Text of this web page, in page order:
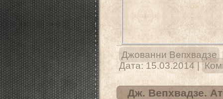
Джованни Вепхвадзе
Дата: 15.03.2014 |
Дж. Вепхвадзе.